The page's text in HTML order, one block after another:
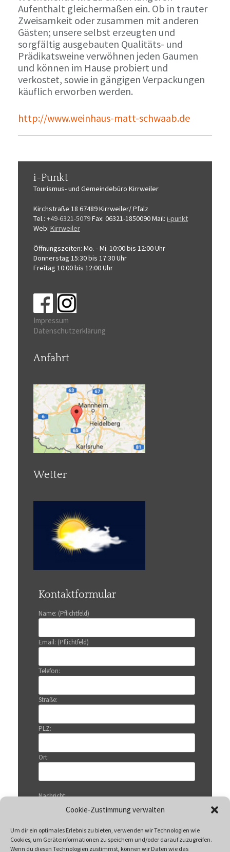
Cookie-Zustimmung verwalten
Um dir ein optimales Erlebnis zu bieten, verwenden wir Technologien wie
Cookies, um Geräteinformationen zu speichern und/oder darauf zuzugreifen.
Wenn du diesen Technologien zustimmst, können wir Daten wie das
Aufenthalt gleichermaßen ein. Ob in trauter
Zweisamkeit oder zusammen mit anderen
Gästen; unsere selbst erzeugten und
sorgfältig ausgebauten Qualitäts- und
Prädikatsweine verwöhnen jeden Gaumen
und können im Hause probiert und
verkostet, sowie in gängigen Verpackungen
käuflich erworben werden.
http://www.weinhaus-matt-schwaab.de
i-Punkt
Tourismus-und Gemeindebüro Kirrweiler
Kirchstraße 18 67489 Kirrweiler/ Pfalz
Tel.: +49-6321-5079Fax: 06321-1850090Mail: i-punkt
Web: Kirrweiler
Öffnungszeiten: Mo. - Mi. 10:00 bis 12:00 Uhr
Donnerstag 15:30 bis 17:30 Uhr
Freitag 10:00 bis 12:00 Uhr
Impressum
Datenschutzerklärung
Anfahrt
Wetter
Kontaktformular
Name: (Pflichtfeld)
Email: (Pflichtfeld)
Telefon:
Straße:
PLZ:
Ort:
Nachricht: